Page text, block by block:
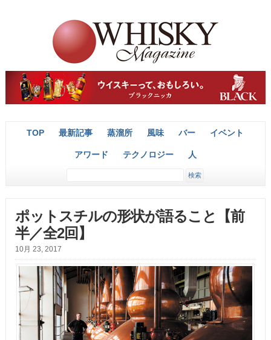
TOP 最新記事 蒸溜所 風味 バー イベント
アワード テクノロジー 人
ポットスチルの形状が語ること【前
半／全2回】
10月 23, 2017